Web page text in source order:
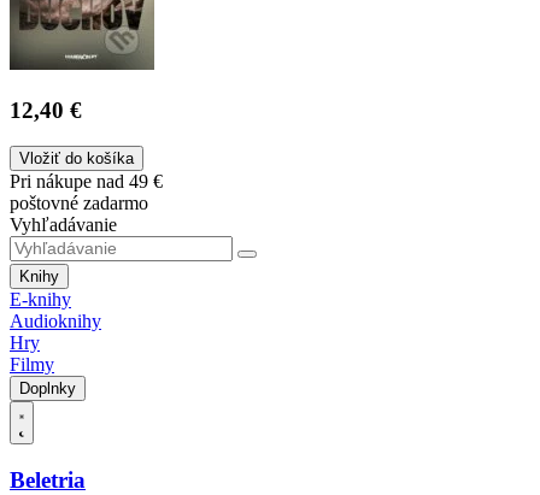
12,40 €
Vložiť do košíka
Pri nákupe nad 49 €
poštovné zadarmo
Vyhľadávanie
Knihy
E-knihy
Audioknihy
Hry
Filmy
Doplnky
Beletria